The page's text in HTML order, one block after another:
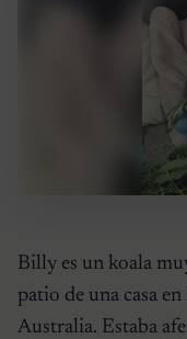
Billy es un koala
patio de una casa
Australia. Estaba